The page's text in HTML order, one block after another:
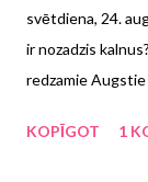
svētdiena, 24.
ir nozadzis
redzamie Augstie
pārvietošanās uz
KOPĪGOT 1